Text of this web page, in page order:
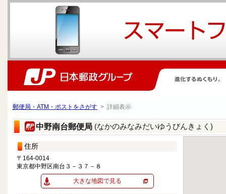
郵便局・ATM・ポストをさがす > 詳細表示
中野南台郵便局 (なかのみなみだいゆうびんきょく)
住所
〒164-0014
東京都中野区南台３－３７－８
大きな地図で見る